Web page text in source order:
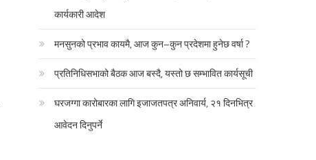
कार्यकारी आदेश
मनसुनको प्रभाव कायमै, आज कुन–कुन प्रदेशमा हुनेछ वर्षा ?
प्रतिनिधिसभाको बैठक आज बस्दै, यस्तो छ सम्भावित कार्यसूची
घरजग्गा कारोबारका लागि इजाजतपत्र अनिवार्य, २१ दिनभित्र
आवेदन दिनुपर्ने